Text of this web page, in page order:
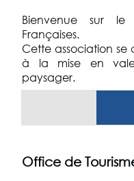
Bienvenue sur le
Françaises.
Cette association
à la mise en
paysager.
Office de